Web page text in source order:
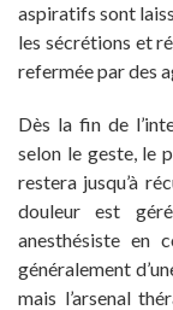
aspiratifs sont
les sécrétions et
refermée par des
Dès la fin de
selon le geste, le
restera jusqu’à
douleur est
anesthésiste en
généralement
mais l’arsenal